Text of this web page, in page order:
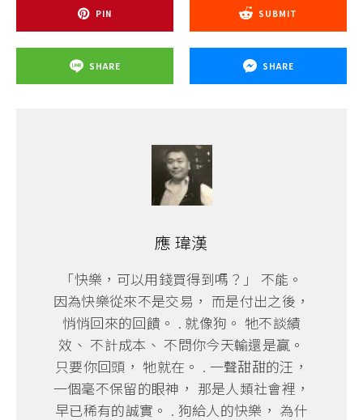
PIN SUBMIT
SHARE SHARE
應 瑋漢
「快樂，可以用錢買得到嗎？」 不能。
因為快樂從來不是交易， 而是付出之後，
悄悄回來的回饋。 . 就像狗。 牠不談績
效、 不計成本、 不問你今天輸還是贏。
只要你回頭， 牠就在。 . 一聲甜甜的汪，
一個毫不保留的眼神， 那是人類社會裡，
早已稀有的誠實。 . 狗給人的快樂， 為什